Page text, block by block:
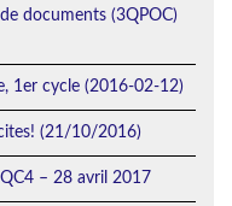
de documents (3QPOC)
1er cycle (2016-02-12)
(21/10/2016)
– 28 avril 2017